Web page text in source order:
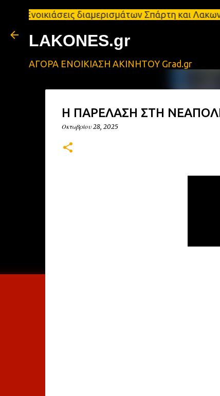
διαμερισμάτων Σπάρτη και Λακωνία
LAKONES.gr
ΑΓΟΡΑ ΕΝΟΙΚΙΑΣΗ ΑΚΙΝΗΤΟΥ Grad.gr
Η ΠΑΡΕΛΑΣΗ ΣΤΗ
Οκτωβρίου 28, 2025